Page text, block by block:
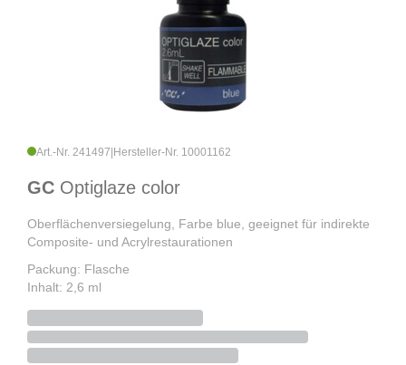
Art.-Nr. 241497 Hersteller-Nr. 10001162
GC Optiglaze color
Oberflächenversiegelung, Farbe blue, geeignet für indirekte
Composite- und Acrylrestaurationen
Packung: Flasche
Inhalt: 2,6 ml